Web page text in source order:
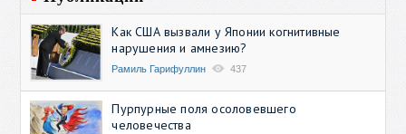
Как США вызвали у Японии когнитивные
нарушения и амнезию?
Рамиль Гарифуллин 437
Пурпурные поля осоловевшего
человечества